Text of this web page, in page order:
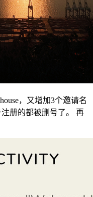
，又增加3个邀请名
册的都被删号了。 再